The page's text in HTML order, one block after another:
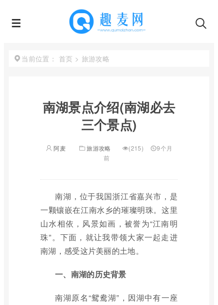
当前位置： 首页 > 旅游攻略
南湖景点介绍(南湖必去
三个景点)
阿麦 旅游攻略 (215)
9个月
前
南湖，位于我国浙江省嘉兴市，是
一颗镶嵌在江南水乡的璀璨明珠。这里
山水相依，风景如画，被誉为“江南明
珠”。下面，就让我带领大家一起走进
南湖，感受这片美丽的土地。
一、南湖的历史背景
南湖原名“鸳鸯湖”，因湖中有一座